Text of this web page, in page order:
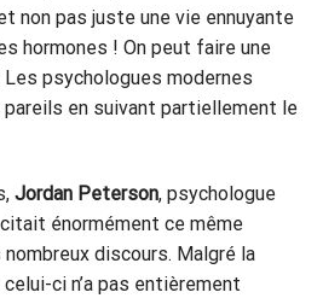
non pas juste une vie ennuyante
hormones ! On peut faire une
Les psychologues modernes
en suivant partiellement le
Jordan Peterson, psychologue
énormément ce même
discours. Malgré la
celui-ci n’a pas entièrement